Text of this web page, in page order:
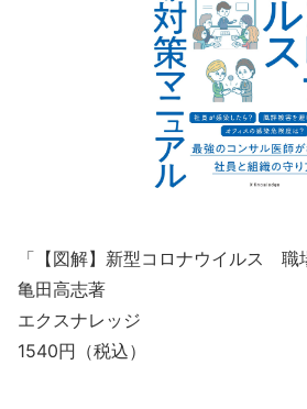
「【図解】新型コロナウイルス 職
亀田高志著
エクスナレッジ
1540円（税込）